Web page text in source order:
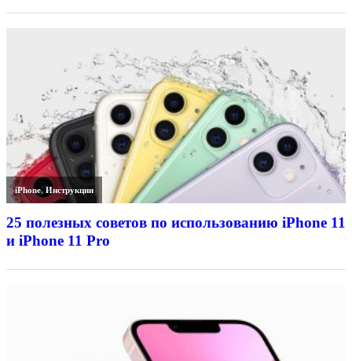
iPhone,Инструкции
25 полезных советов по использованию iPhone 11
и iPhone 11 Pro